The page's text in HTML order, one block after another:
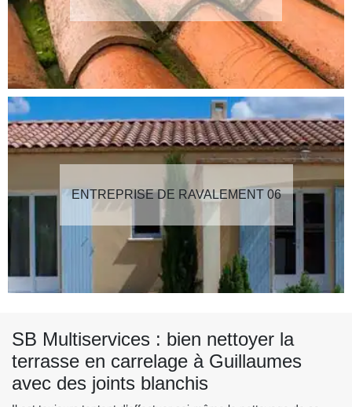
ENTREPRISE DE RAVALEMENT 06
SB Multiservices : bien nettoyer la
terrasse en carrelage à Guillaumes
avec des joints blanchis